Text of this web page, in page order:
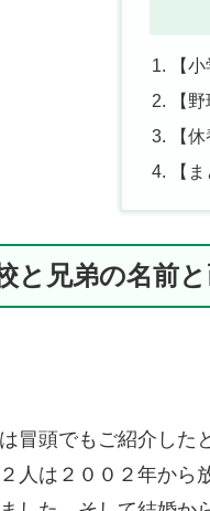
【
【
【
【
と兄弟の名前と
冒頭でもご紹介した
人は２００２年から